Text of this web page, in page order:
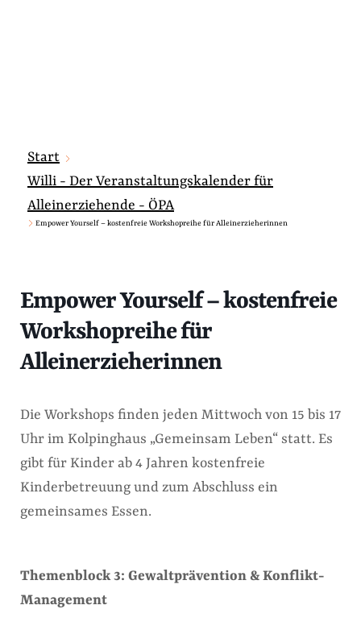
Start
Willi - Der Veranstaltungskalender für
Alleinerziehende - ÖPA
Empower Yourself – kostenfreie Workshopreihe für Alleinerzieherinnen
Empower Yourself – kostenfreie
Workshopreihe für
Alleinerzieherinnen
Die Workshops finden jeden Mittwoch von 15 bis 17
Uhr im Kolpinghaus „Gemeinsam Leben“ statt. Es
gibt für Kinder ab 4 Jahren kostenfreie
Kinderbetreuung und zum Abschluss ein
gemeinsames Essen.
Themenblock 3: Gewaltprävention & Konflikt-
Management